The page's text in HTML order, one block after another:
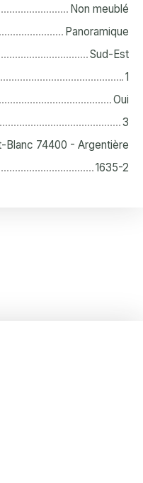
Non meublé
Panoramique
Sud-Est
1
Oui
3
Blanc 74400 - Argentière
1635-2